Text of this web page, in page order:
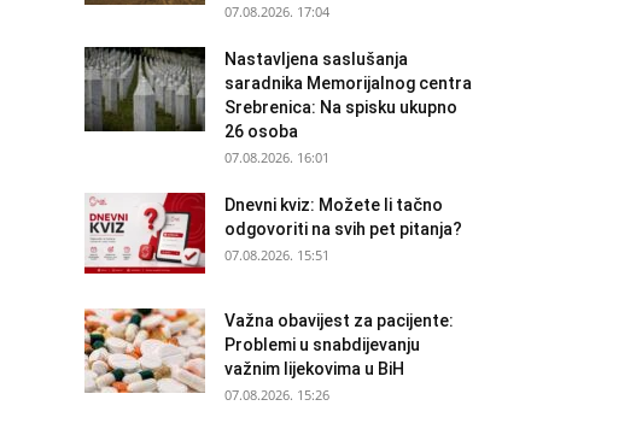
07.08.2026. 17:04
Nastavljena saslušanja
saradnika Memorijalnog centra
Srebrenica: Na spisku ukupno
26 osoba
07.08.2026. 16:01
Dnevni kviz: Možete li tačno
odgovoriti na svih pet pitanja?
07.08.2026. 15:51
Važna obavijest za pacijente:
Problemi u snabdijevanju
važnim lijekovima u BiH
07.08.2026. 15:26